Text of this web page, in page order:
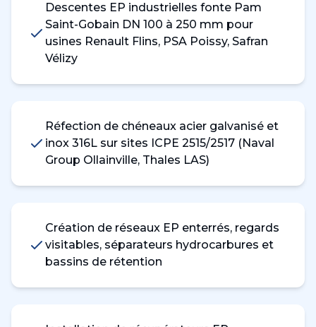
Descentes EP industrielles fonte Pam
Saint-Gobain DN 100 à 250 mm pour
usines Renault Flins, PSA Poissy, Safran
Vélizy
Réfection de chéneaux acier galvanisé et
inox 316L sur sites ICPE 2515/2517 (Naval
Group Ollainville, Thales LAS)
Création de réseaux EP enterrés, regards
visitables, séparateurs hydrocarbures et
bassins de rétention